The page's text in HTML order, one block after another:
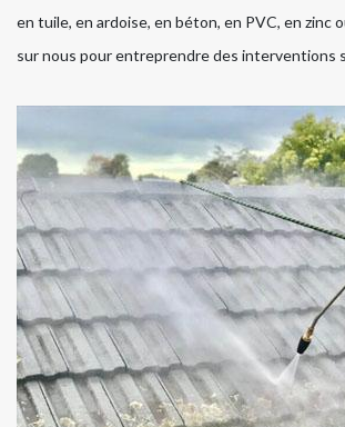
en tuile, en ardoise, en béton, en PVC, en zinc
sur nous pour entreprendre des interventions